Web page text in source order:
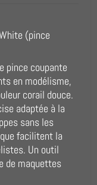
(pince
pince coupante
en modélisme,
corail douce.
adaptée à la
sans les
facilitent la
Un outil
de maquettes